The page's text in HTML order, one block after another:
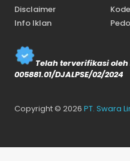
Disclaimer
Info Iklan
Telah terverifikasi oleh
005881.01/DJALPSE/02/2024
Copyright © 2026 PT. Swara